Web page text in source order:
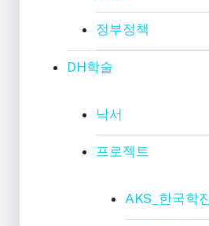
정부정책
DH학술
낙서
프로젝트
AKS_한국학